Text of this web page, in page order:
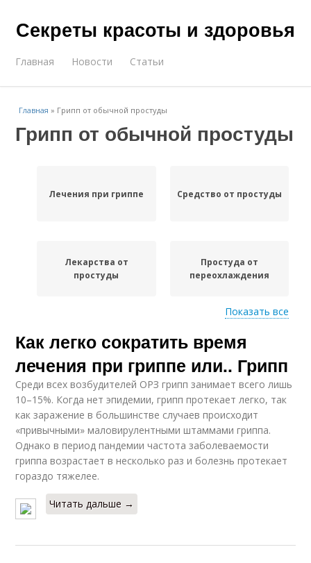
Секреты красоты и здоровья
Главная Новости Статьи
Главная » Грипп от обычной простуды
Грипп от обычной простуды
Лечения при гриппе Средство от простуды
Лекарства от
простуды
Простуда от
переохлаждения
Простуда с
переохлаждением
Простуда без
температуры
Показать все
Как легко сократить время
лечения при гриппе или.. Грипп
Среди всех возбудителей ОРЗ грипп занимает всего лишь
10–15%. Когда нет эпидемии, грипп протекает легко, так
как заражение в большинстве случаев происходит
«привычными» маловирулентными штаммами гриппа.
Однако в период пандемии частота заболеваемости
гриппа возрастает в несколько раз и болезнь протекает
гораздо тяжелее.
Читать дальше →